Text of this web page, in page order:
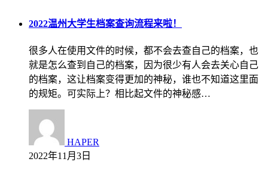
2022温州大学生档案查询流程来啦！
很多人在使用文件的时候，都不会去查自己的档案，也
就是怎么查到自己的档案，因为很少有人会去关心自己
的档案，这让档案变得更加的神秘，谁也不知道这里面
的规矩。可实际上？相比起文件的神秘感…
HAPER
2022年11月3日